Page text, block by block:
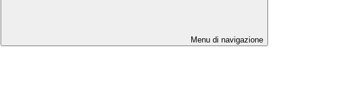
Menu di navigazione